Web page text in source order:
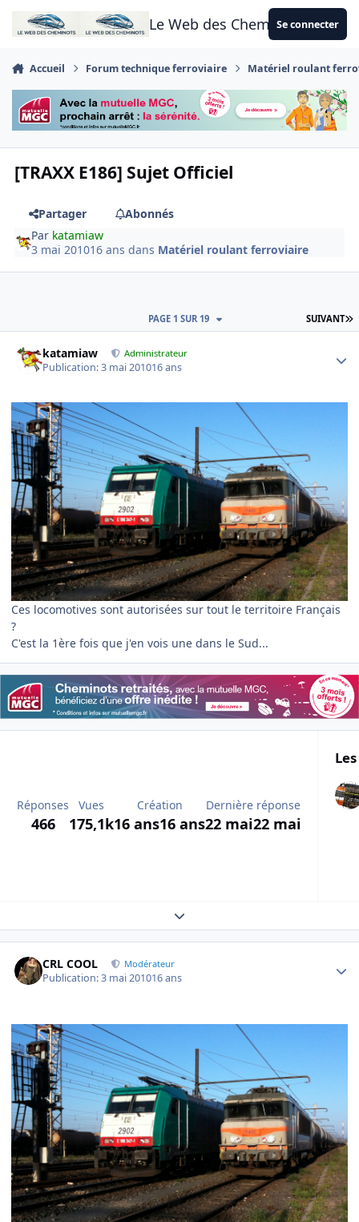
Aller au contenu
Le Web des CheminotsSe connecter
Accueil Forum technique ferroviaire Matériel roulant
[TRAXX E186] Sujet Officiel
Partager
Abonnés
Par katamiaw
3 mai 201016 ans dans Matériel roulant ferroviaire
SUIVANT
PAGE 1 SUR 19
katamiaw Administrateur
Publication:3 mai 201016 ans
Ces locomotives sont autorisées sur tout le territoire Français
?
C'est la 1ère fois que j'en vois une dans le Sud...
Réponses
466
Vues
175,1k
Création
16 ans16 ans
Dernière réponse
22 mai22 mai
Expand topic overview
CRL COOL Modérateur
Publication:3 mai 201016 ans